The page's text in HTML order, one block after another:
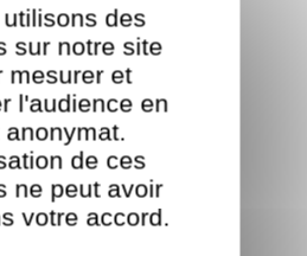
de 35€ d'achat.
sécurisé
des
sur notre site
mesurer et
l'audience en
anonymat.
de ces
ne peut avoir
votre accord.​